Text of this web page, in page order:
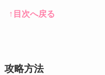
↑目次へ戻る
攻略方法